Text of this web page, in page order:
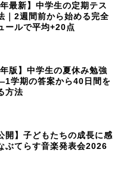
年最新】中学生の定期テス
｜2週間前から始める完全
ールで平均+20点
年版】中学生の夏休み勉強
学期の答案から40日間を
方法
開】子どもたちの成長に感
ぶてらす音楽発表会2026